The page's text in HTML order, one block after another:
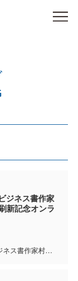
ジネス書作家
新記念オンラ
ブレイン坂本茂敏 X ビジネス書作家村尾隆介 採用サイト刷新記念オンライン対談（全３回） ブレインが今採用に力を入れる理由VOL.3/3 千歳の観光ガイドも兼ねてる！？ ブレインの採用特設...